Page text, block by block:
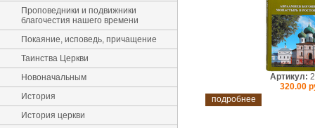
Проповедники и подвижники
благочестия нашего времени
Покаяние, исповедь, причащение
Таинства Церкви
Новоначальным
История
История церкви
Артикул:
320.00
подробнее